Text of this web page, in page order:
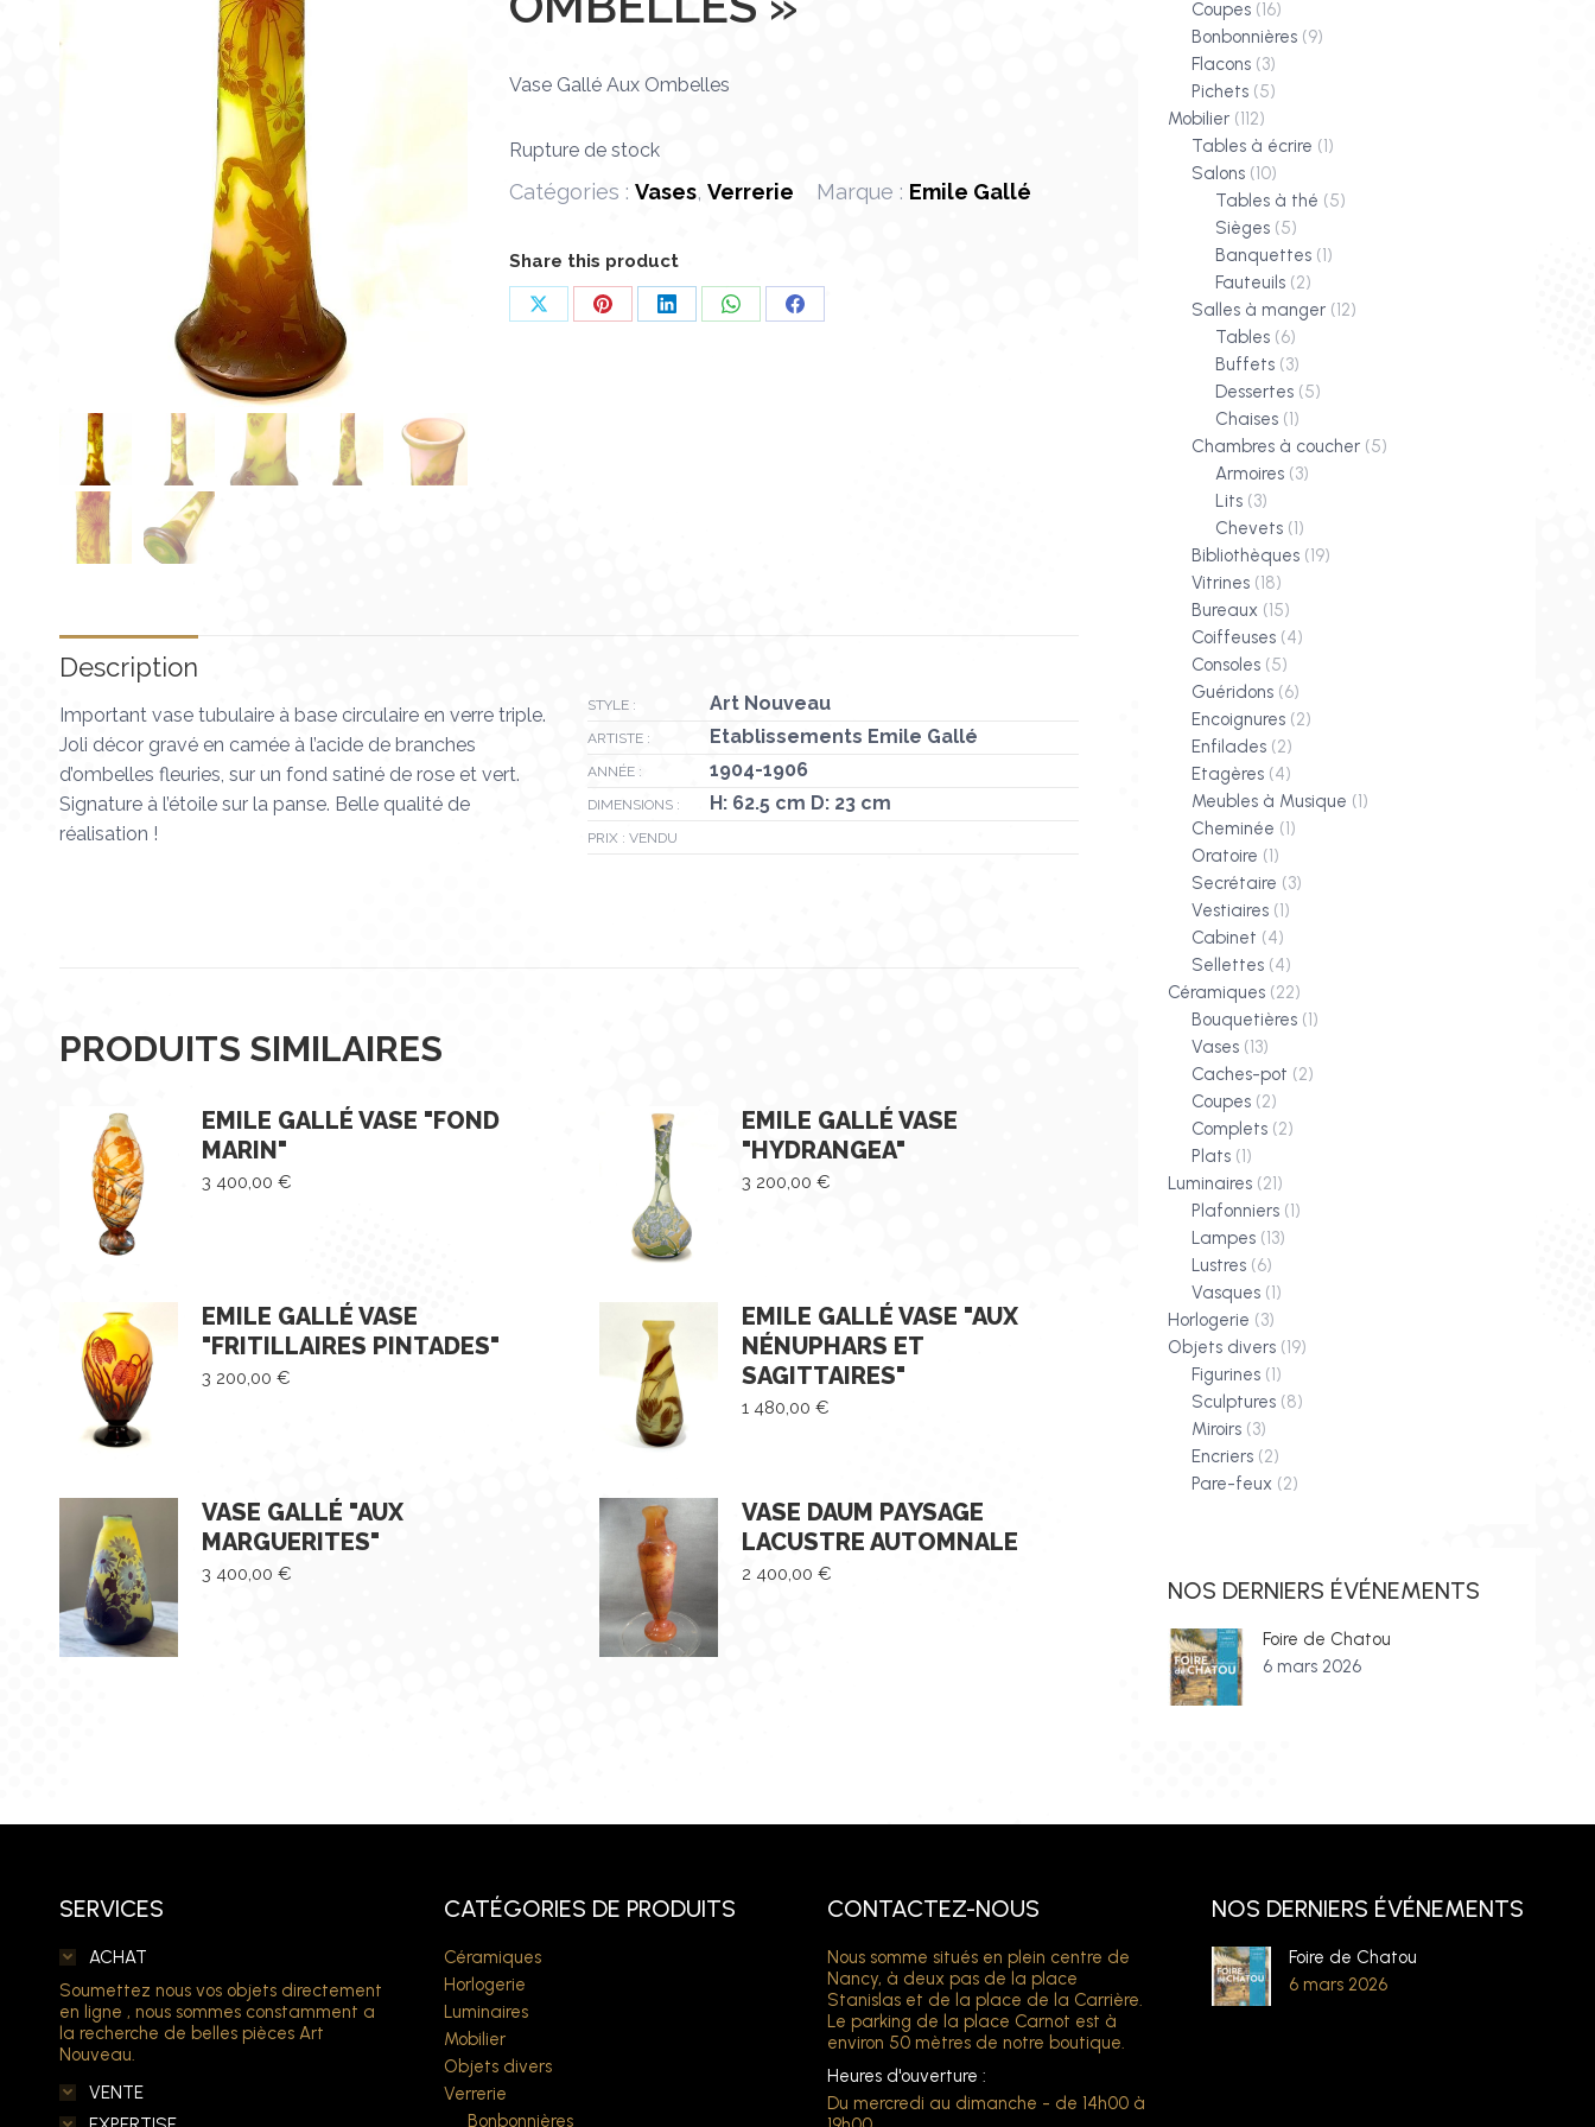
Vase Gallé Aux Ombelles
Rupture de stock
Catégories : Vases, Verrerie Marque : Emile Gallé
Share this product
PartagerPartagerPartagerPartagerPartager
Description
Important vase tubulaire à base circulaire en verre triple.
Joli décor gravé en camée à l’acide de branches
d’ombelles fleuries, sur un fond satiné de rose et vert.
Signature à l’étoile sur la panse. Belle qualité de
réalisation !
STYLE : Art Nouveau
ARTISTE : Etablissements Emile Gallé
ANNÉE : 1904-1906
DIMENSIONS : H: 62.5 cm D: 23 cm
PRIX : VENDU
PRODUITS SIMILAIRES
EMILE GALLÉ VASE "FOND
MARIN"
3 400,00 €
EMILE GALLÉ VASE
"HYDRANGEA"
3 200,00 €
EMILE GALLÉ VASE
"FRITILLAIRES PINTADES"
3 200,00 €
EMILE GALLÉ VASE "AUX
NÉNUPHARS ET
SAGITTAIRES"
1 480,00 €
VASE GALLÉ "AUX
MARGUERITES"
3 400,00 €
VASE DAUM PAYSAGE
LACUSTRE AUTOMNALE
2 400,00 €
Coupes (16)
Bonbonnières (9)
Flacons (3)
Pichets (5)
Mobilier (112)
Tables à écrire (1)
Salons (10)
Tables à thé (5)
Sièges (5)
Banquettes (1)
Fauteuils (2)
Salles à manger (12)
Tables (6)
Buffets (3)
Dessertes (5)
Chaises (1)
Chambres à coucher (5)
Armoires (3)
Lits (3)
Chevets (1)
Bibliothèques (19)
Vitrines (18)
Bureaux (15)
Coiffeuses (4)
Consoles (5)
Guéridons (6)
Encoignures (2)
Enfilades (2)
Etagères (4)
Meubles à Musique (1)
Cheminée (1)
Oratoire (1)
Secrétaire (3)
Vestiaires (1)
Cabinet (4)
Sellettes (4)
Céramiques (22)
Bouquetières (1)
Vases (13)
Caches-pot (2)
Coupes (2)
Complets (2)
Plats (1)
Luminaires (21)
Plafonniers (1)
Lampes (13)
Lustres (6)
Vasques (1)
Horlogerie (3)
Objets divers (19)
Figurines (1)
Sculptures (8)
Miroirs (3)
Encriers (2)
Pare-feux (2)
NOS DERNIERS ÉVÉNEMENTS
Foire de Chatou
6 mars 2026
SERVICES
ACHAT
Soumettez nous vos objets directement
en ligne , nous sommes constamment a
la recherche de belles pièces Art
Nouveau.
VENTE
CATÉGORIES DE PRODUITS
Céramiques
Horlogerie
Luminaires
Mobilier
Objets divers
Verrerie
Bonbonnières
CONTACTEZ-NOUS
Nous somme situés en plein centre de
Nancy, à deux pas de la place
Stanislas et de la place de la Carrière.
Le parking de la place Carnot est à
environ 50 mètres de notre boutique.
Heures d'ouverture :
Du mercredi au dimanche - de 14h00 à
NOS DERNIERS ÉVÉNEMENTS
Foire de Chatou
6 mars 2026